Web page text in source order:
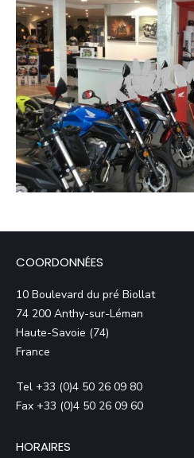
COORDONNÉES
10 Boulevard du pré Biollat
74 200 Anthy-sur-Léman
Haute-Savoie (74)
France
Tel +33 (0)4 50 26 09 80
Fax +33 (0)4 50 26 09 60
HORAIRES